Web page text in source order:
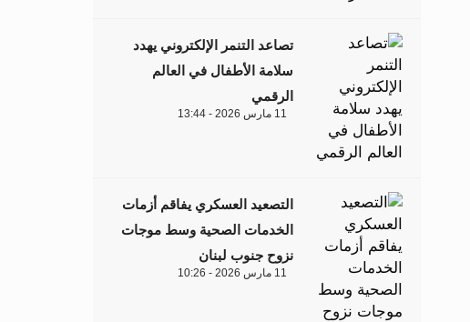
تصاعد التنمر الإلكتروني يهدد
سلامة الأطفال في العالم
الرقمي
11 مارس 2026 - 13:44
التصعيد العسكري يفاقم أزمات
الخدمات الصحية وسط موجات
نزوح جنوب لبنان
11 مارس 2026 - 10:26